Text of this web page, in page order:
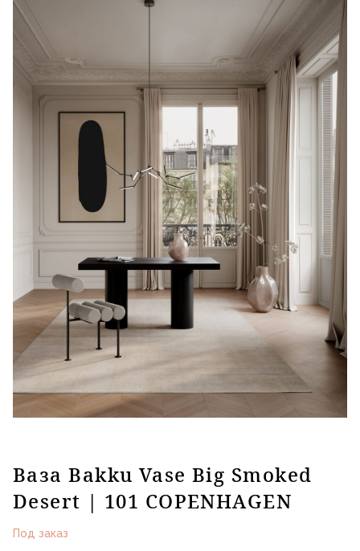
Ваза Bakku Vase Big Smoked
Desert | 101 COPENHAGEN
Под заказ